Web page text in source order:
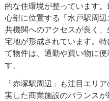
的な住環境が整っています
心部に位置する「水戸駅周
共機関へのアクセスが良く
宅地が形成されています。
て物件は、通勤や買い物に
す。
「赤塚駅周辺」も注目エリ
実した商業施設のバランス